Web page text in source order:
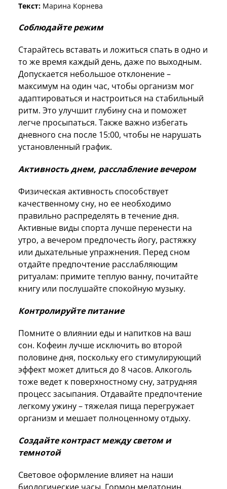
Текст: Марина Корнева
Соблюдайте режим
Старайтесь вставать и ложиться спать в одно и
то же время каждый день, даже по выходным.
Допускается небольшое отклонение –
максимум на один час, чтобы организм мог
адаптироваться и настроиться на стабильный
ритм. Это улучшит глубину сна и поможет
легче просыпаться. Также важно избегать
дневного сна после 15:00, чтобы не нарушать
установленный график.
Активность днем, расслабление вечером
Физическая активность способствует
качественному сну, но ее необходимо
правильно распределять в течение дня.
Активные виды спорта лучше перенести на
утро, а вечером предпочесть йогу, растяжку
или дыхательные упражнения. Перед сном
отдайте предпочтение расслабляющим
ритуалам: примите теплую ванну, почитайте
книгу или послушайте спокойную музыку.
Контролируйте питание
Помните о влиянии еды и напитков на ваш
сон. Кофеин лучше исключить во второй
половине дня, поскольку его стимулирующий
эффект может длиться до 8 часов. Алкоголь
тоже ведет к поверхностному сну, затрудняя
процесс засыпания. Отдавайте предпочтение
легкому ужину – тяжелая пища перегружает
организм и мешает полноценному отдыху.
Создайте контраст между светом и
темнотой
Световое оформление влияет на наши